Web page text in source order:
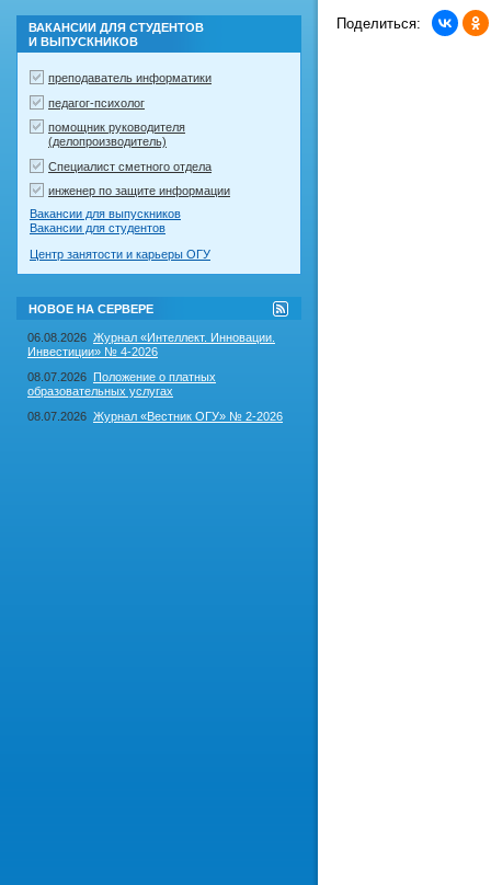
ВАКАНСИИ ДЛЯ СТУДЕНТОВ
И ВЫПУСКНИКОВ
преподаватель информатики
педагог-психолог
помощник руководителя
(делопроизводитель)
Специалист сметного отдела
инженер по защите информации
Вакансии для выпускников
Вакансии для студентов
Центр занятости и карьеры ОГУ
НОВОЕ НА СЕРВЕРЕ
RSS-
лента
на
06.08.2026 Журнал «Интеллект. Инновации.
Инвестиции» № 4-2026
08.07.2026 Положение о платных
образовательных услугах
08.07.2026 Журнал «Вестник ОГУ» № 2-2026
Поделиться: